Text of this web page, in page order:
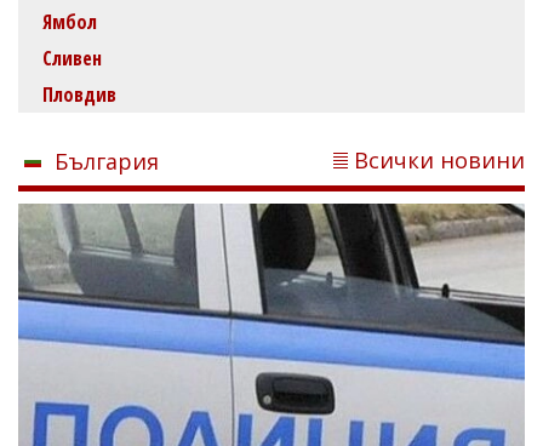
Ямбол
Сливен
Пловдив
България Всички новини